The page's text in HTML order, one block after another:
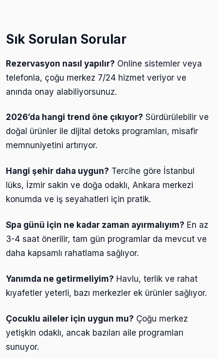
Sık Sorulan Sorular
Rezervasyon nasıl yapılır? Online sistemler veya
telefonla, çoğu merkez 7/24 hizmet veriyor ve
anında onay alabiliyorsunuz.
2026’da hangi trend öne çıkıyor? Sürdürülebilir ve
doğal ürünler ile dijital detoks programları, misafir
memnuniyetini artırıyor.
Hangi şehir daha uygun? Tercihe göre İstanbul
lüks, İzmir sakin ve doğa odaklı, Ankara merkezi
konumda ve iş seyahatleri için pratik.
Spa günü için ne kadar zaman ayırmalıyım? En az
3-4 saat önerilir, tam gün programlar da mevcut ve
daha kapsamlı rahatlama sağlıyor.
Yanımda ne getirmeliyim? Havlu, terlik ve rahat
kıyafetler yeterli, bazı merkezler ek ürünler sağlıyor.
Çocuklu aileler için uygun mu? Çoğu merkez
yetişkin odaklı, ancak bazıları aile programları
sunuyor.